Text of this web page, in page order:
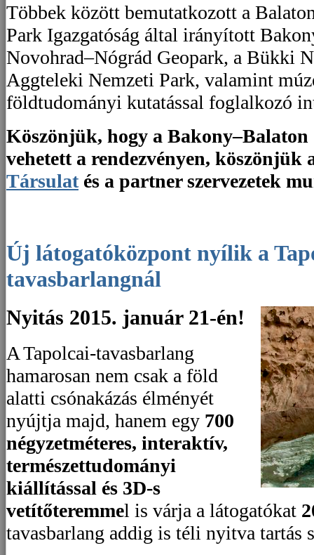
Többek között bemutatkozott a
Park Igazgatóság által irányított
Novohrad–Nógrád Geopark, a Bükki
Aggteleki Nemzeti Park, valamint
földtudományi kutatással foglalkozó
Köszönjük, hogy a Bakony–Balaton
vehetett a rendezvényen, köszönjük
Társulatés a partner szervezetek
Új látogatóközpont nyílik a Tapolcai-
tavasbarlangnál
Nyitás 2015. január 21-én!
A Tapolcai-tavasbarlang
hamarosan nem csak a föld
alatti csónakázás élményét
nyújtja majd, hanem egy 700
négyzetméteres, interaktív,
természettudományi
kiállítással és 3D-s
vetítőteremmel is várja a látogatókat
tavasbarlang addig is téli nyitva tartás